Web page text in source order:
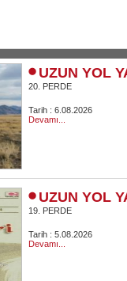
UZUN YOL
20. PERDE
Tarih : 6.08.2026
Devamı...
UZUN YOL
19. PERDE
Tarih : 5.08.2026
Devamı...